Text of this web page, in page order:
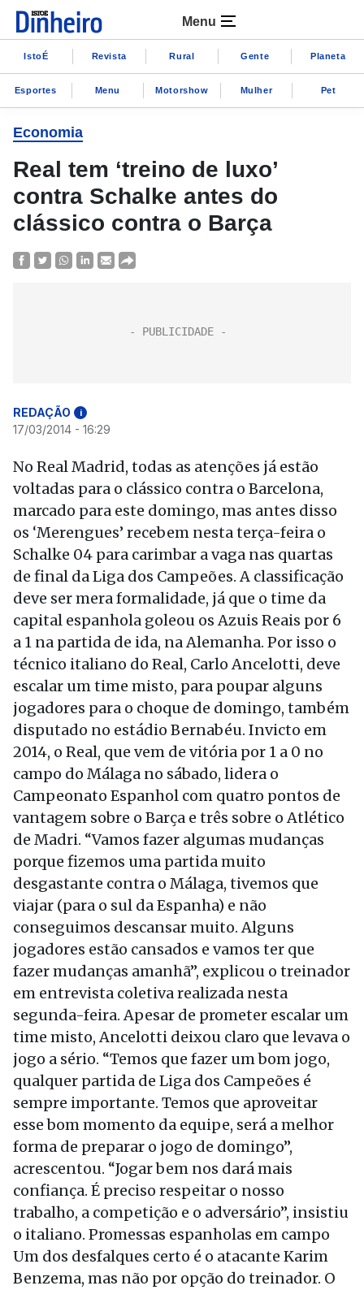
Menu
IstoÉ Revista Rural Gente Planeta
Esportes Menu Motorshow Mulher Pet
Economia
Real tem ‘treino de luxo’
contra Schalke antes do
clássico contra o Barça
REDAÇÃO i
17/03/2014 - 16:29
No Real Madrid, todas as atenções já estão
voltadas para o clássico contra o Barcelona,
marcado para este domingo, mas antes disso
os ‘Merengues’ recebem nesta terça-feira o
Schalke 04 para carimbar a vaga nas quartas
de final da Liga dos Campeões. A classificação
deve ser mera formalidade, já que o time da
capital espanhola goleou os Azuis Reais por 6
a 1 na partida de ida, na Alemanha. Por isso o
técnico italiano do Real, Carlo Ancelotti, deve
escalar um time misto, para poupar alguns
jogadores para o choque de domingo, também
disputado no estádio Bernabéu. Invicto em
2014, o Real, que vem de vitória por 1 a 0 no
campo do Málaga no sábado, lidera o
Campeonato Espanhol com quatro pontos de
vantagem sobre o Barça e três sobre o Atlético
de Madri. “Vamos fazer algumas mudanças
porque fizemos uma partida muito
desgastante contra o Málaga, tivemos que
viajar (para o sul da Espanha) e não
conseguimos descansar muito. Alguns
jogadores estão cansados e vamos ter que
fazer mudanças amanhã”, explicou o treinador
em entrevista coletiva realizada nesta
segunda-feira. Apesar de prometer escalar um
time misto, Ancelotti deixou claro que levava o
jogo a sério. “Temos que fazer um bom jogo,
qualquer partida de Liga dos Campeões é
sempre importante. Temos que aproveitar
esse bom momento da equipe, será a melhor
forma de preparar o jogo de domingo”,
acrescentou. “Jogar bem nos dará mais
confiança. É preciso respeitar o nosso
trabalho, a competição e o adversário”, insistiu
o italiano. Promessas espanholas em campo
Um dos desfalques certo é o atacante Karim
Benzema, mas não por opção do treinador. O